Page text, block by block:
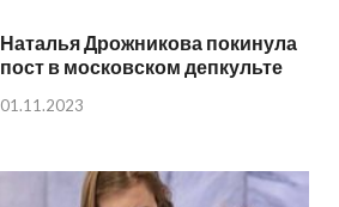
Наталья Дрожникова покинула
пост в московском депкульте
01.11.2023